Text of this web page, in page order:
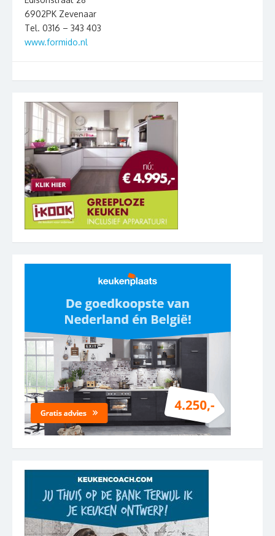
6902PK Zevenaar
Tel. 0316 – 343 403
www.formido.nl